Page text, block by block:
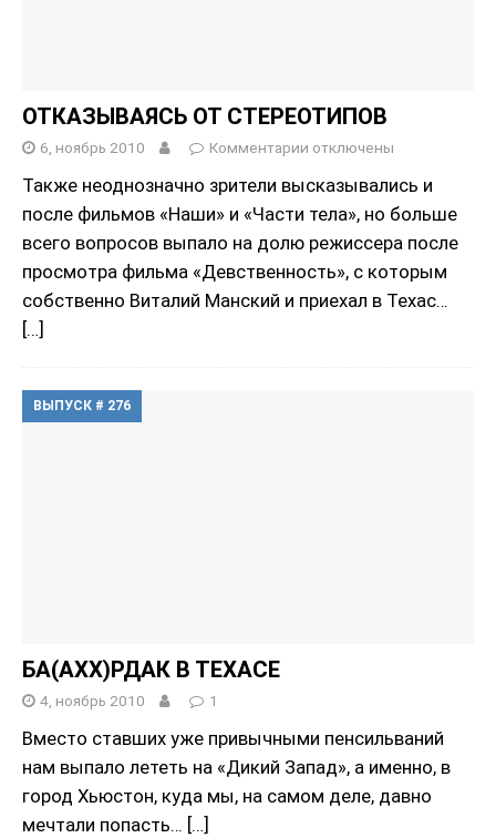
ОТКАЗЫВАЯСЬ ОТ СТЕРЕОТИПОВ
6, ноябрь 2010 Комментарии отключены
Также неоднозначно зрители высказывались и
после фильмов «Наши» и «Части тела», но больше
всего вопросов выпало на долю режиссера после
просмотра фильма «Девственность», с которым
собственно Виталий Манский и приехал в Техас…
[…]
ВЫПУСК # 276
БА(AXХ)РДАК В ТЕХАСЕ
4, ноябрь 2010 1
Вместо ставших уже привычными пенсильваний
нам выпало лететь на «Дикий Запад», а именно, в
город Хьюстон, куда мы, на самом деле, давно
мечтали попасть… […]